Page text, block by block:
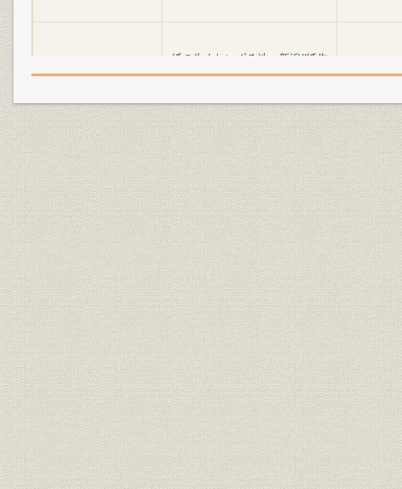
紙の生まれいずる地、新潟//紙作
りが始まる
製造工程
紙の生まれいずる地、新潟//最後
は人の手で
物流
紙の生まれいずる地、新潟//工場
を巣立つ製品たち
広告宣伝
21世紀にも輝くラベル・コレク
ション
生産 水と空気への思いやり
環境保全 北越製紙の環境対応のあゆみ
林業 紙作りは森作り